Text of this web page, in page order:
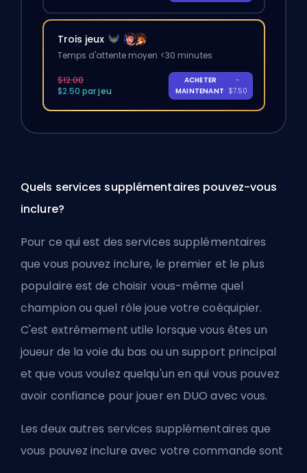
Trois jeux
Temps d'attente moyen <30 minutes
$12.00
$2.50 par jeu
ACHETER
MAINTENANT
-
$7.50
Quels services supplémentaires pouvez-vous
inclure?
Pour ce qui est des services supplémentaires
que vous pouvez inclure, le premier et le plus
populaire est de choisir vous-même quel
champion ou quel rôle joue votre coéquipier.
C'est extrêmement utile lorsque vous êtes un
joueur de la voie du bas ou un support principal
et que vous voulez quelqu'un en qui vous pouvez
avoir confiance pour jouer en DUO avec vous.
Les deux autres services supplémentaires que
vous pouvez inclure avec votre commande sont